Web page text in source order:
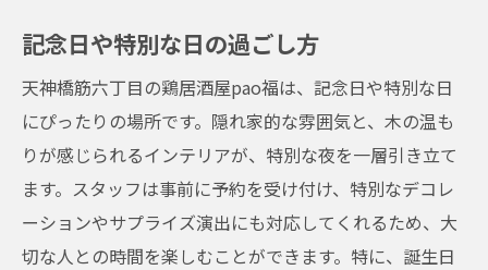
記念日や特別な日の過ごし方
天神橋筋六丁目の鶏居酒屋pao福は、記念日や特別な日
にぴったりの場所です。隠れ家的な雰囲気と、木の温も
りが感じられるインテリアが、特別な夜を一層引き立て
ます。スタッフは事前に予約を受け付け、特別なデコレ
ーションやサプライズ演出にも対応してくれるため、大
切な人との時間を楽しむことができます。特に、誕生日